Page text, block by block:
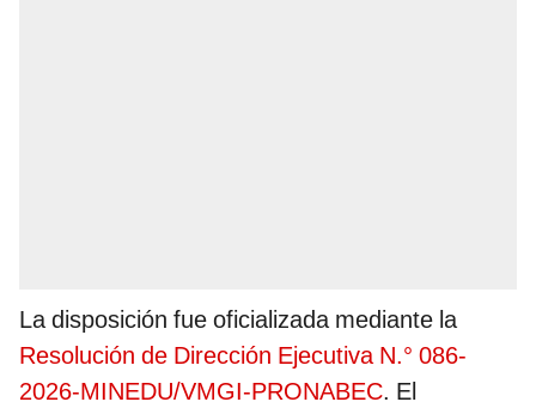
La disposición fue oficializada mediante la
Resolución de Dirección Ejecutiva N.° 086-
2026-MINEDU/VMGI-PRONABEC. El